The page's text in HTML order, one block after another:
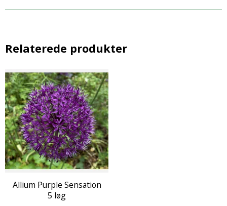
Relaterede produkter
Allium Purple Sensation
5 løg